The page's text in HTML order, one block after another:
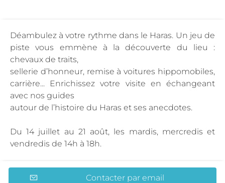
Déambulez à votre rythme dans le Haras. Un jeu de
piste vous emmène à la découverte du lieu :
chevaux de traits,
sellerie d’honneur, remise à voitures hippomobiles,
carrière... Enrichissez votre visite en échangeant
avec nos guides
autour de l’histoire du Haras et ses anecdotes.
Du 14 juillet au 21 août, les mardis, mercredis et
vendredis de 14h à 18h.
Contacter par email